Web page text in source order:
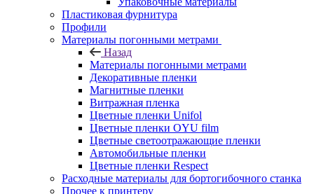
Пластиковая фурнитура
Профили
Материалы погонными метрами
Назад
Материалы погонными метрами
Декоративные пленки
Магнитные пленки
Витражная пленка
Цветные пленки Unifol
Цветные пленки OYU film
Цветные светоотражающие пленки
Автомобильные пленки
Цветные пленки Respect
Расходные материалы для бортогибочного станка
Прочее к принтеру